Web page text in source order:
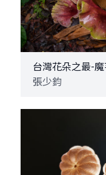
台灣花朵之最-
張少鈞